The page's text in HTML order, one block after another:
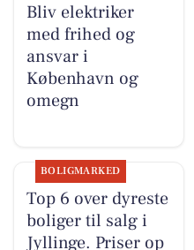
Bliv elektriker
med frihed og
ansvar i
København og
omegn
BOLIGMARKED
Top 6 over dyreste
boliger til salg i
Jyllinge. Priser op